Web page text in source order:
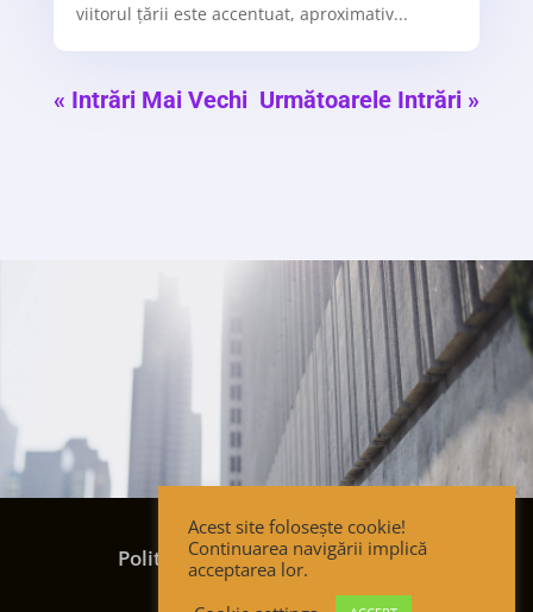
viitorul țării este accentuat, aproximativ...
« Intrări Mai Vechi Următoarele Intrări »
Termeni și condiții
Politica de confidențialitate
Politica de cookies
Acest site folosește cookie!
Continuarea navigării implică
acceptarea lor.